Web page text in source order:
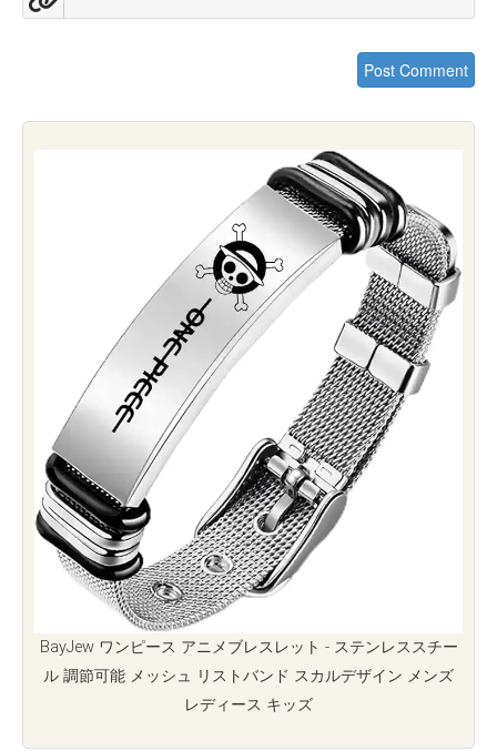
BayJew ワンピース アニメブレスレット - ステンレススチー
ル 調節可能 メッシュ リストバンド スカルデザイン メンズ
レディース キッズ